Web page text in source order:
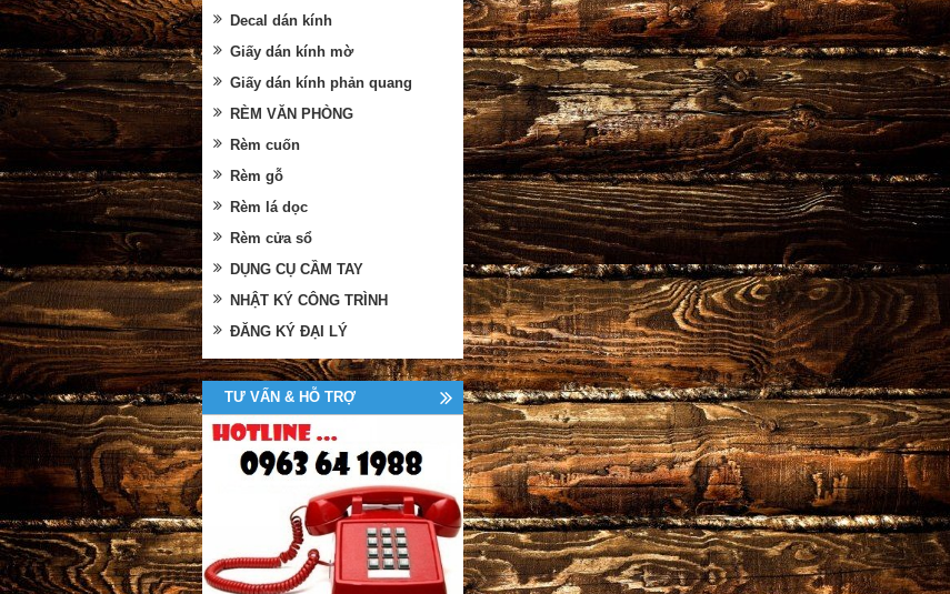
Decal dán kính
Giấy dán kính mờ
Giấy dán kính phản quang
RÈM VĂN PHÒNG
Rèm cuốn
Rèm gỗ
Rèm lá dọc
Rèm cửa sổ
DỤNG CỤ CẦM TAY
NHẬT KÝ CÔNG TRÌNH
ĐĂNG KÝ ĐẠI LÝ
TƯ VẤN & HỖ TRỢ